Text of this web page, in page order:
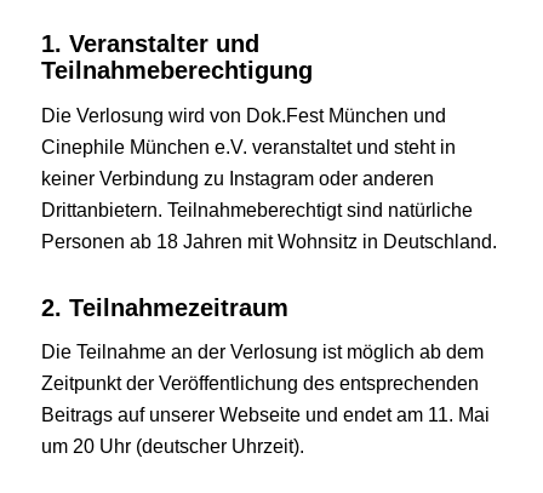
1. Veranstalter und
Teilnahmeberechtigung
Die Verlosung wird von Dok.Fest München und
Cinephile München e.V. veranstaltet und steht in
keiner Verbindung zu Instagram oder anderen
Drittanbietern. Teilnahmeberechtigt sind natürliche
Personen ab 18 Jahren mit Wohnsitz in Deutschland.
2. Teilnahmezeitraum
Die Teilnahme an der Verlosung ist möglich ab dem
Zeitpunkt der Veröffentlichung des entsprechenden
Beitrags auf unserer Webseite und endet am 11. Mai
um 20 Uhr (deutscher Uhrzeit).